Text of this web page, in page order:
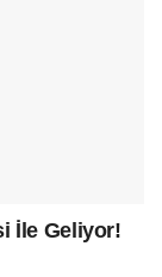
İle Geliyor!